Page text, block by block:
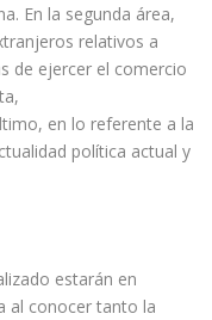
En la segunda área,
relativos a
de ejercer el comercio
en lo referente a la
política actual y
estarán en
al conocer tanto la